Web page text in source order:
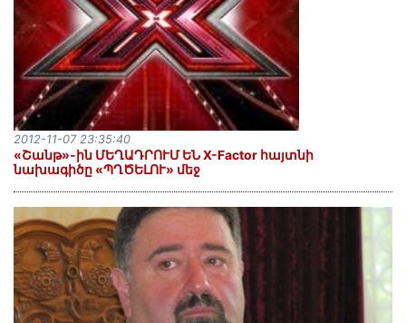
«Շանթ»-ին ՄԵՂԱԴՐՈՒՄ ԵՆ X-Factor հայտնի
նախագիծը «ՊՂԾԵԼՈՒ» մեջ
2012-11-07 23:35:40